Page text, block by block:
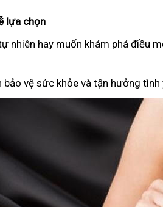
lựa chọn
nhiên hay muốn khám phá điều
bảo vệ sức khỏe và tận hưởng tình